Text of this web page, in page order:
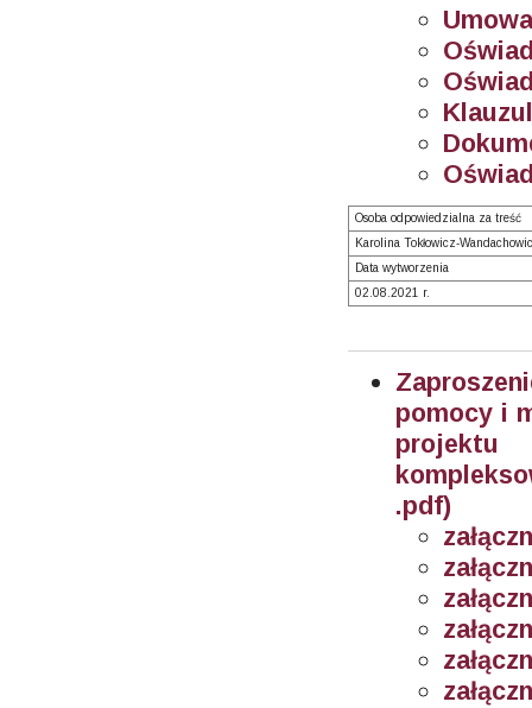
Osoba odpowiedzialna za treść
Karolina Tokłowicz-
Data wytworzenia
02.08.2021 r.
pomocy i
projektu
.pdf)